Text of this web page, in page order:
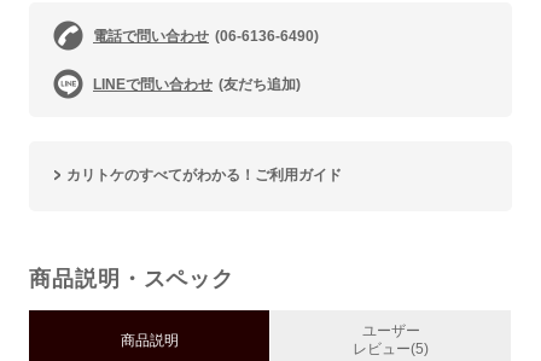
電話で問い合わせ (06-6136-6490)
LINEで問い合わせ (友だち追加)
カリトケのすべてがわかる！ご利用ガイド
商品説明・スペック
商品説明
ユーザー
レビュー(5)